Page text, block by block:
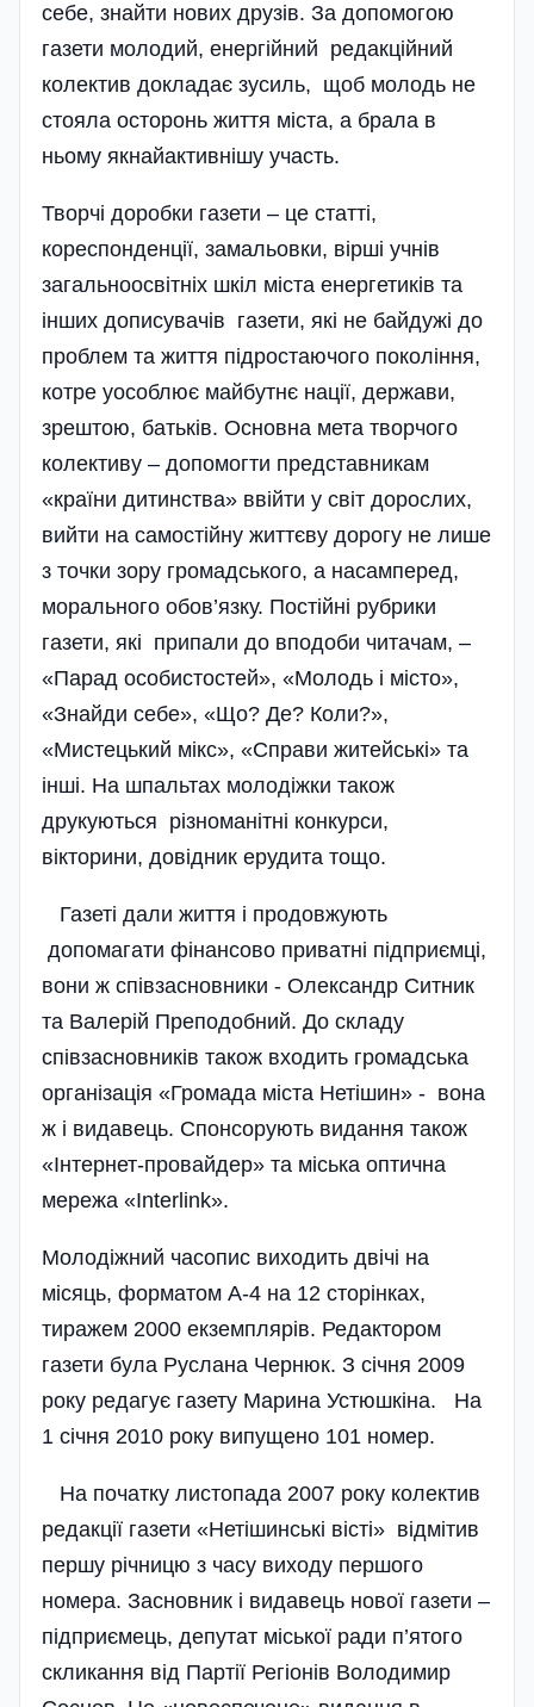
себе, знайти нових друзів. За допомогою
газети молодий, енергійний редакційний
колектив докладає зусиль, щоб молодь не
стояла осторонь життя міста, а брала в
ньому якнайактивнішу участь.
Творчі доробки газети – це статті,
кореспонденції, замальовки, вірші учнів
загальноосвітніх шкіл міста енергетиків та
інших дописувачів газети, які не байдужі до
проблем та життя підростаючого покоління,
котре уособлює майбутнє нації, держави,
зрештою, батьків. Основна мета творчого
колективу – допомогти представникам
«країни дитинства» ввійти у світ дорослих,
вийти на самостійну життєву дорогу не лише
з точки зору громадського, а насамперед,
морального обов’язку. Постійні рубрики
газети, які припали до вподоби читачам, –
«Парад особистостей», «Молодь і місто»,
«Знайди себе», «Що? Де? Коли?»,
«Мистецький мікс», «Справи житейські» та
інші. На шпальтах молодіжки також
друкуються різноманітні конкурси,
вікторини, довідник ерудита тощо.
Газеті дали життя і продовжують
допомагати фінансово приватні підприємці,
вони ж співзасновники - Олександр Ситник
та Валерій Преподобний. До складу
співзасновників також входить громадська
організація «Громада міста Нетішин» - вона
ж і видавець. Спонсорують видання також
«Інтернет-провайдер» та міська оптична
мережа «Interlink».
Молодіжний часопис виходить двічі на
місяць, форматом А-4 на 12 сторінках,
тиражем 2000 екземплярів. Редактором
газети була Руслана Чернюк. З січня 2009
року редагує газету Марина Устюшкіна. На
1 січня 2010 року випущено 101 номер.
На початку листопада 2007 року колектив
редакції газети «Нетішинські вісті» відмітив
першу річницю з часу виходу першого
номера. Засновник і видавець нової газети –
підприємець, депутат міської ради п’ятого
скликання від Партії Регіонів Володимир